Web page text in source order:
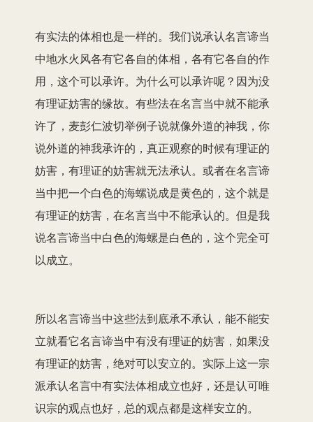
有实法的体相也是一样的。我们说承认名言谛当
中地水火风各有它各自的体相，各有它各自的作
用，这个可以承许。为什么可以承许呢？因为没
有理证妨害的缘故。有些法在名言当中就不能承
许了，麦彭仁波切举例子说就像外道的神我，你
说外道的神我承许的 ，真正观察的时候有理证的
妨害，有理证的妨害就无法承认。或者在名言谛
当中把一个白色的海螺说成是黄色的，这个就是
有理证的妨害，在名言当中不能承认的。但是我
说名言谛当中白色的海螺是白色的，这个完全可
以成立。
所以名言谛当中这些法到底承不承认 ，能不能安
立就看它名言谛当中有没有理证的妨害，如果没
有理证的妨害，绝对可以安立的。实际上这一宗
派承认名言中有实法体相成立也好，还是认可唯
识宗的观点也好，总的观点都是这样安立的。